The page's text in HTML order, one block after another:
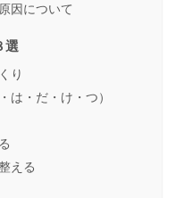
因について
選
り
・だ・け・つ）
える